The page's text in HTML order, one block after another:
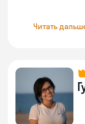
Читать